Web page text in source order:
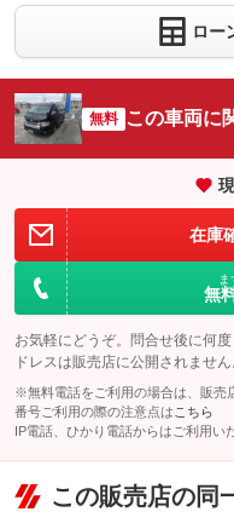
ロー
無料 この車両に
在庫
無
お気軽にどうぞ。問合せ後に何
ドレスは販売店に公開されません
※無料電話をご利用の場合は、販売
番号ご利用の際の注意点は こちら
IP電話、ひかり電話からはご利用い
この販売店の同